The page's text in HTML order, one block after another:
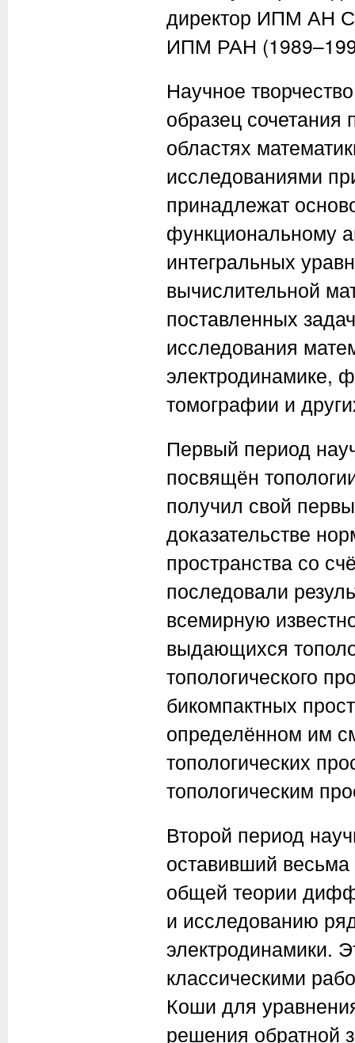
директор ИПМ АН
ИПМ РАН
Научное
образец сочетания
областях
исследованиями
принадлежат
функциональному
интегральных
вычислительной
поставленных
исследования
электродинамике,
томографии и
Первый период
посвящён
получил свой
доказательстве
пространства со
последовали
всемирную
выдающихся
топологического
бикомпактных
определённом им
топологических
топологическим
Второй период
оставивший
общей теории
и исследованию
электродинамики.
классическими
Коши для
решения обратной